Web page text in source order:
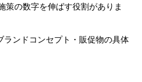
策の数字を伸ばす役割がありま
ランドコンセプト・販促物の具体